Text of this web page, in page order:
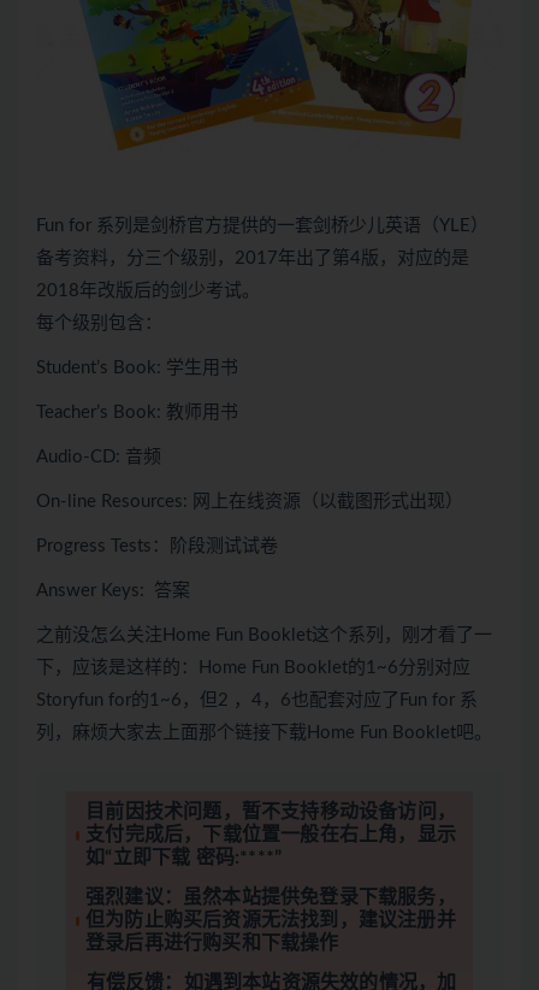
Fun for 系列是剑桥官方提供的一套剑桥少儿英语（YLE）
备考资料，分三个级别，2017年出了第4版，对应的是
2018年改版后的剑少考试。
每个级别包含：
Student’s Book: 学生用书
Teacher’s Book: 教师用书
Audio-CD: 音频
On-line Resources: 网上在线资源（以截图形式出现）
Progress Tests：阶段测试试卷
Answer Keys: 答案
之前没怎么关注Home Fun Booklet这个系列，刚才看了一
下，应该是这样的：Home Fun Booklet的1~6分别对应
Storyfun for的1~6，但2 ，4，6也配套对应了Fun for 系
列，麻烦大家去上面那个链接下载Home Fun Booklet吧。
目前因技术问题，暂不支持移动设备访问，
支付完成后，下载位置一般在右上角，显示
如“立即下载 密码:****”
强烈建议：虽然本站提供免登录下载服务，
但为防止购买后资源无法找到，建议注册并
登录后再进行购买和下载操作
有偿反馈：如遇到本站资源失效的情况，加